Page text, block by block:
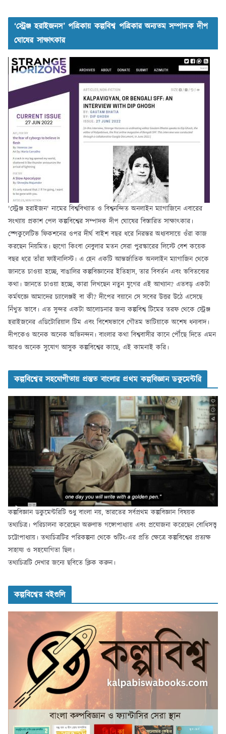
‘স্ট্রেঞ্জ হরাইজনস’ পত্রিকায় কল্পবিশ্ব পত্রিকার অন্যতম সম্পাদক দীপ
ঘোষের সাক্ষাৎকার
'স্ট্রেঞ্জ হরাইজন' নামের বিশ্ববিখ্যাত ও বিশ্বনন্দিত অনলাইন ম্যাগাজিনে এবারের
সংখ্যায় প্রকাশ পেল কল্পবিশ্বের সম্পাদক দীপ ঘোষের বিস্তারিত সাক্ষাৎকার।
স্পেকুলেটিভ ফিকশনের ওপর দীর্ঘ বাইশ বছর ধরে নিরন্তর অধ্যবসায়ে ওঁরা কাজ
করছেন নিয়মিত। হ্যুগো কিংবা নেবুলার মতন সেরা পুরস্কারের লিস্টে বেশ কয়েক
বছর ধরে তাঁরা ফাইনালিস্ট। এ হেন একটি আন্তর্জাতিক অনলাইন ম্যাগাজিন থেকে
জানতে চাওয়া হচ্ছে, বাঙালির কল্পবিজ্ঞানের ইতিহাস, তার বিবর্তন এবং ভবিতব্যের
কথা। জানতে চাওয়া হচ্ছে, কারা লিখছেন নতুন যুগের এই আখ্যান? এতবড় একটা
কর্মযজ্ঞে আমাদের চ্যালেঞ্জই বা কী? দীপের বয়ানে সে সবের উত্তর উঠে এসেছে
নিঁখুত ভাবে। এত সুন্দর একটা আলোচনার জন্য কল্পবিশ্ব টিমের তরফ থেকে স্ট্রেঞ্জ
হরাইজনের এডিটোরিয়াল টিম এবং বিশেষভাবে গৌতম ভাটিয়াকে অশেষ ধন্যবাদ।
দীপকেও অনেক অনেক অভিনন্দন। বাংলার কথা বিশ্ববাসীর কানে পৌঁছে দিতে এমন
আরও অনেক সুযোগ আসুক কল্পবিশ্বের কাছে, এই কামনাই করি।
কল্পবিশ্বের সহযোগীতায় প্রস্তুত বাংলার প্রথম কল্পবিজ্ঞান ডকুমেন্টরি
কল্পবিজ্ঞান ডকুমেন্টরিটি শুধু বাংলা নয়, ভারতের সর্বপ্রথম কল্পবিজ্ঞান বিষয়ক
তথ্যচিত্র। পরিচালনা করেছেন অরুণাভ গঙ্গোপাধ্যায় এবং প্রযোজনা করেছেন বোধিসত্ত্ব
চট্টোপাধ্যায়। তথ্যচিত্রটির পরিকল্পনা থেকে শুটিং-এর প্রতি ক্ষেত্রে কল্পবিশ্বের প্রত্যক্ষ
সাহায্য ও সহযোগিতা ছিল।
তথ্যচিত্রটি দেখার জন্যে ছবিতে ক্লিক করুন।
কল্পবিশ্বের বইগুলি